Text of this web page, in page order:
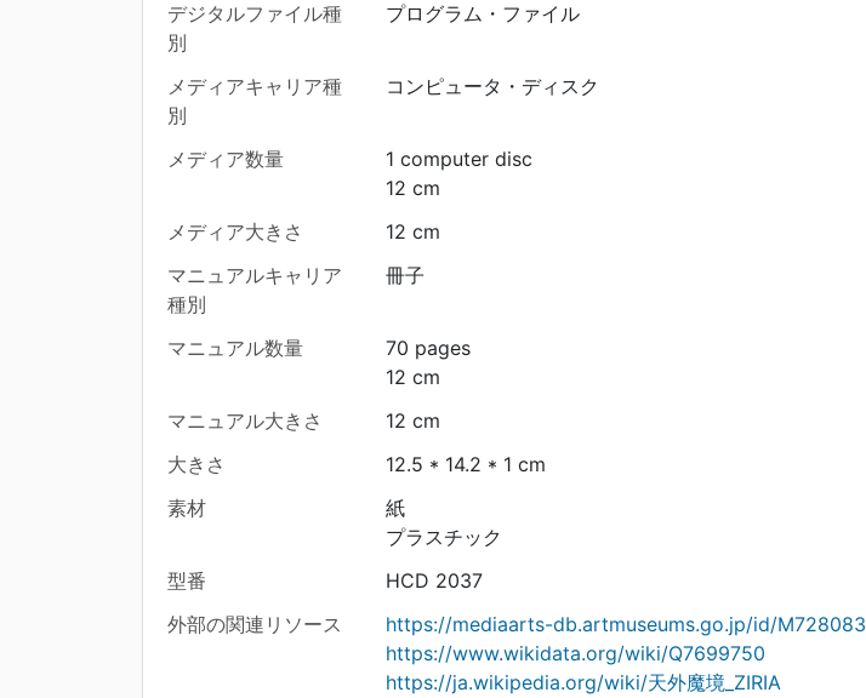
デジタルファイル種
別
プログラム・ファイル
メディアキャリア種
別
コンピュータ・ディスク
メディア数量
1 computer disc
12 cm
メディア大きさ
12 cm
マニュアルキャリア
種別
冊子
マニュアル数量
70 pages
12 cm
マニュアル大きさ
12 cm
大きさ
12.5 * 14.2 * 1 cm
素材
紙
プラスチック
型番
HCD 2037
外部の関連リソース
https://mediaarts-db.artmuseums.go.jp/id/M728083
https://www.wikidata.org/wiki/Q7699750
https://ja.wikipedia.org/wiki/天外魔境_ZIRIA